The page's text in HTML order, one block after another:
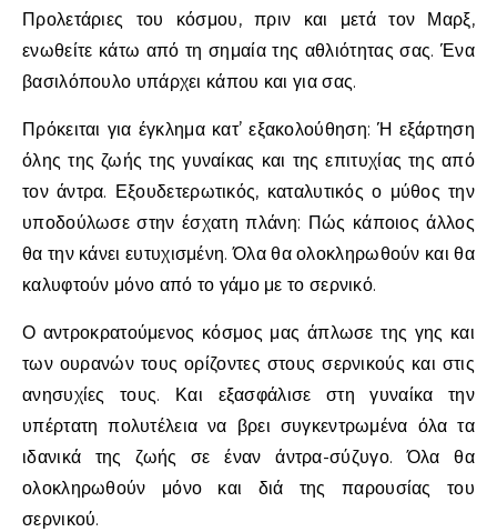
Προλετάριες του κόσμου, πριν και μετά τον Μαρξ,
ενωθείτε κάτω από τη σημαία της αθλιότητας σας. Ένα
βασιλόπουλο υπάρχει κάπου και για σας.
Πρόκειται για έγκλημα κατ’ εξακολούθηση: Ή εξάρτηση
όλης της ζωής της γυναίκας και της επιτυχίας της από
τον άντρα. Εξουδετερωτικός, καταλυτικός ο μύθος την
υποδούλωσε στην έσχατη πλάνη: Πώς κάποιος άλλος
θα την κάνει ευτυχισμένη. Όλα θα ολοκληρωθούν και θα
καλυφτούν μόνο από το γάμο με το σερνικό.
Ο αντροκρατούμενος κόσμος μας άπλωσε της γης και
των ουρανών τους ορίζοντες στους σερνικούς και στις
ανησυχίες τους. Και εξασφάλισε στη γυναίκα την
υπέρτατη πολυτέλεια να βρει συγκεντρωμένα όλα τα
ιδανικά της ζωής σε έναν άντρα-σύζυγο. Όλα θα
ολοκληρωθούν μόνο και διά της παρουσίας του
σερνικού.